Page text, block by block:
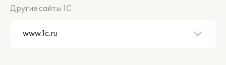
Другие сайты 1С